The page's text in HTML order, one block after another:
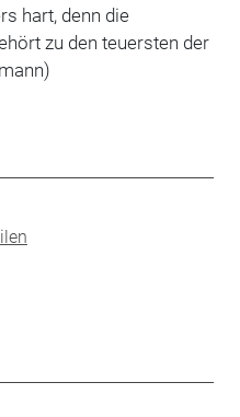
hart, denn die
zu den teuersten der